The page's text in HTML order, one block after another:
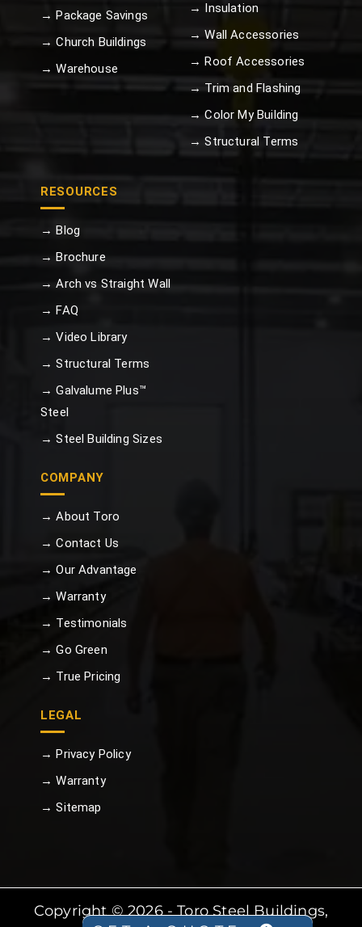
→ Package Savings
→ Church Buildings
→ Warehouse
→ Insulation
→ Wall Accessories
→ Roof Accessories
→ Trim and Flashing
→ Color My Building
→ Structural Terms
RESOURCES
→ Blog
→ Brochure
→ Arch vs Straight Wall
→ FAQ
→ Video Library
→ Structural Terms
→ Galvalume Plus™
Steel
→ Steel Building Sizes
COMPANY
→ About Toro
→ Contact Us
→ Our Advantage
→ Warranty
→ Testimonials
→ Go Green
→ True Pricing
LEGAL
→ Privacy Policy
→ Warranty
→ Sitemap
Copyright © 2026 - Toro Steel Buildings,